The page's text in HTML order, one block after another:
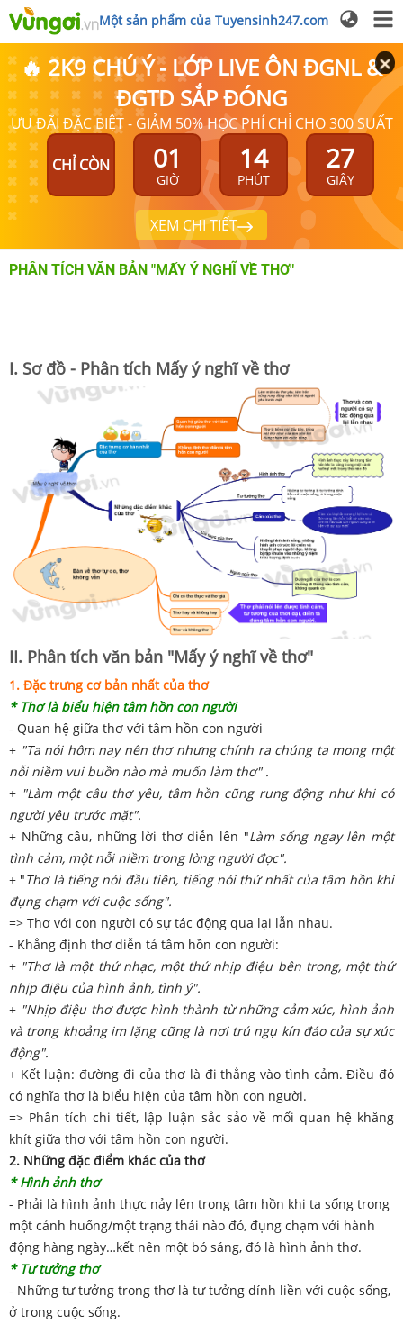
Một sản phẩm của Tuyensinh247.com
🔥 2K9 CHÚ Ý - LỚP LIVE ÔN ĐGNL &
ĐGTD SẮP ĐÓNG
ƯU ĐÃI ĐẶC BIỆT - GIẢM 50% HỌC PHÍ CHỈ CHO 300 SUẤT
CHỈ CÒN 01
GIỜ
14
PHÚT
27
GIÂY
XEM CHI TIẾT
PHÂN TÍCH VĂN BẢN "MẤY Ý NGHĨ VỀ THƠ"
I. Sơ đồ - Phân tích Mấy ý nghĩ về thơ
II. Phân tích văn bản "Mấy ý nghĩ về thơ"
1. Đặc trưng cơ bản nhất của thơ
* Thơ là biểu hiện tâm hồn con người
- Quan hệ giữa thơ với tâm hồn con người
+ "Ta nói hôm nay nên thơ nhưng chính ra chúng ta mong một
nỗi niềm vui buồn nào mà muốn làm thơ" .
+ "Làm một câu thơ yêu, tâm hồn cũng rung động như khi có
người yêu trước mặt".
+ Những câu, những lời thơ diễn lên "Làm sống ngay lên một
tình cảm, một nỗi niềm trong lòng người đọc".
+ "Thơ là tiếng nói đầu tiên, tiếng nói thứ nhất của tâm hồn khi
đụng chạm với cuộc sống".
=> Thơ với con người có sự tác động qua lại lẫn nhau.
- Khẳng định thơ diễn tả tâm hồn con người:
+ "Thơ là một thứ nhạc, một thứ nhịp điệu bên trong, một thứ
nhịp điệu của hình ảnh, tình ý".
+ "Nhịp điệu thơ được hình thành từ những cảm xúc, hình ảnh
và trong khoảng im lặng cũng là nơi trú ngụ kín đáo của sự xúc
động".
+ Kết luận: đường đi của thơ là đi thẳng vào tình cảm. Điều đó
có nghĩa thơ là biểu hiện của tâm hồn con người.
=> Phân tích chi tiết, lập luận sắc sảo về mối quan hệ khăng
khít giữa thơ với tâm hồn con người.
2. Những đặc điểm khác của thơ
* Hình ảnh thơ
- Phải là hình ảnh thực nảy lên trong tâm hồn khi ta sống trong
một cảnh huống/một trạng thái nào đó, đụng chạm với hành
động hàng ngày…kết nên một bó sáng, đó là hình ảnh thơ.
* Tư tưởng thơ
- Những tư tưởng trong thơ là tư tưởng dính liền với cuộc sống,
ở trong cuộc sống.